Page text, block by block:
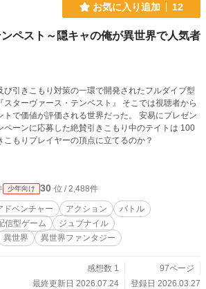
お気に入り追加 12
ペスト～隠キャの俺が異世界で人気者
び引きこもり対策の一環で開発されたフルダイブ型
スターヴァース・テンペスト』 そこでは視聴者から
トで価値が評価される世界だった。 安易にプレゼン
ペーンに応募した絶賛引きこもり中のテイトは 100
こもりプレイヤーの頂点に立てるのか？
少年向け 30 位 / 2,488件
ドベンチャー アクション
バトル
信型ゲーム
ジュブナイル
異世界 異世界ファンタジー
感想数 1
97ページ
最終更新日 2026.07.24
登録日 2026.03.27